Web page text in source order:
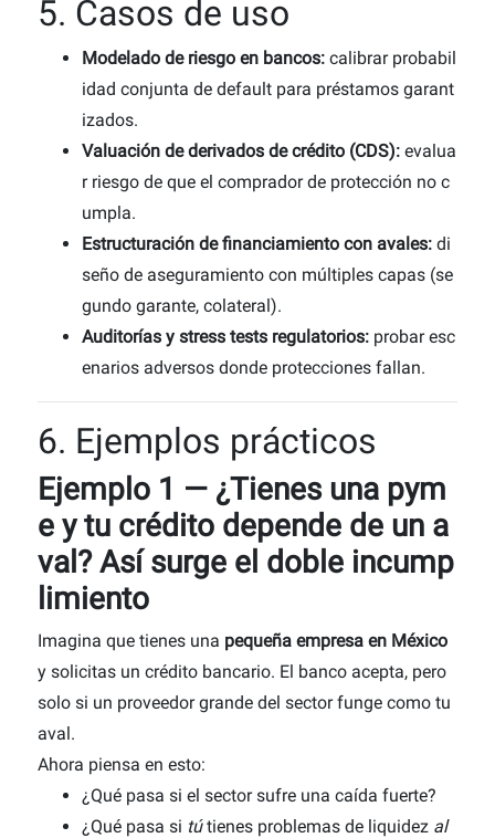
5. Casos de uso
Modelado de riesgo en bancos: calibrar probabil
idad conjunta de default para préstamos garant
izados.
Valuación de derivados de crédito (CDS): evalua
r riesgo de que el comprador de protección no c
umpla.
Estructuración de financiamiento con avales: di
seño de aseguramiento con múltiples capas (se
gundo garante, colateral).
Auditorías y stress tests regulatorios: probar esc
enarios adversos donde protecciones fallan.
6. Ejemplos prácticos
Ejemplo 1 — ¿Tienes una pym
e y tu crédito depende de un a
val? Así surge el doble incump
limiento
Imagina que tienes una pequeña empresa en México
y solicitas un crédito bancario. El banco acepta, pero
solo si un proveedor grande del sector funge como tu
aval.
Ahora piensa en esto:
¿Qué pasa si el sector sufre una caída fuerte?
¿Qué pasa si tútienes problemas de liquidez al